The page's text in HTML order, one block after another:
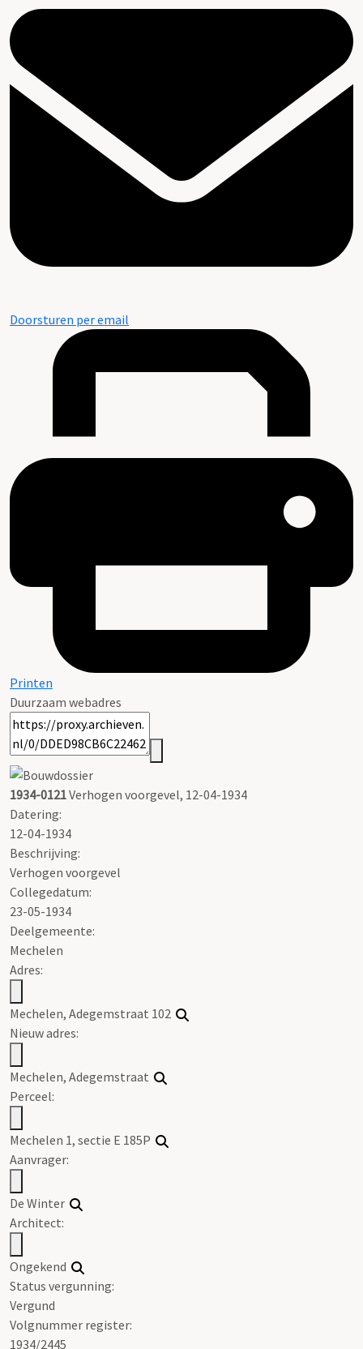
Doorsturen per email
Printen
Duurzaam webadres
1934-0121Verhogen voorgevel, 12-04-1934
Datering:
12-04-1934
Beschrijving:
Verhogen voorgevel
Collegedatum:
23-05-1934
Deelgemeente:
Mechelen
Adres:
Mechelen, Adegemstraat 102
Nieuw adres:
Mechelen, Adegemstraat
Perceel:
Mechelen 1, sectie E 185P
Aanvrager:
De Winter
Architect:
Ongekend
Status vergunning:
Vergund
Volgnummer register:
1934/2445